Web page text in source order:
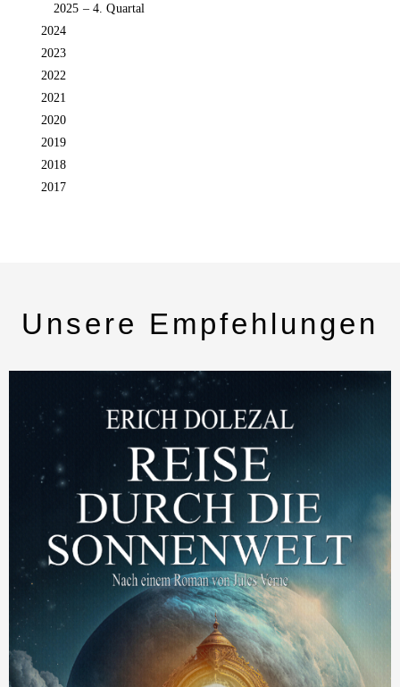
2025 – 4. Quartal
2024
2023
2022
2021
2020
2019
2018
2017
Unsere Empfehlungen